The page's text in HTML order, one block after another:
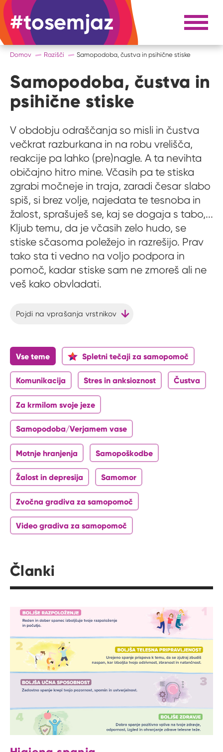
#tosemjaz #to sem jaz Razpri
Domov Razišči Samopodoba, čustva in psihične stiske
Samopodoba, čustva in
psihične stiske
V obdobju odraščanja so misli in čustva
večkrat razburkana in na robu vrelišča,
reakcije pa lahko (pre)nagle. A ta nevihta
običajno hitro mine. Včasih pa te stiska
zgrabi močneje in traja, zaradi česar slabo
spiš, si brez volje, najedata te tesnoba in
žalost, sprašuješ se, kaj se dogaja s tabo,...
Kljub temu, da je včasih zelo hudo, se
stiske sčasoma poležejo in razrešijo. Prav
tako sta ti vedno na voljo podpora in
pomoč, kadar stiske sam ne zmoreš ali ne
veš kako obvladati.
Pojdi na vprašanja vrstnikov
Vse teme Spletni tečaji za samopomoč
Komunikacija Stres in anksioznost Čustva
Za krmilom svoje jeze
Samopodoba/Verjamem vase
Motnje hranjenja Samopoškodbe
Žalost in depresija Samomor
Zvočna gradiva za samopomoč
Video gradiva za samopomoč
Članki